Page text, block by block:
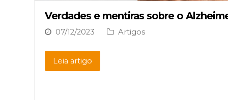
Verdades e mentiras sobre o
07/12/2023 Artigos
Leia artigo